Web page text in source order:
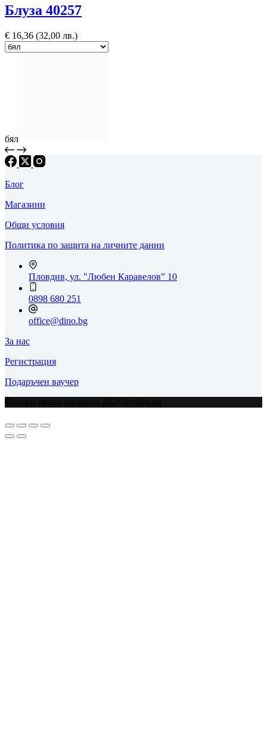
Блуза 40257
€ 16,36 (32,00 лв.)
бял
Блог
Магазини
Общи условия
Политика по защита на личните данни
Пловдив, ул. "Любен Каравелов” 10
0898 680 251
office@dino.bg
За нас
Регистрация
Подаръчен ваучер